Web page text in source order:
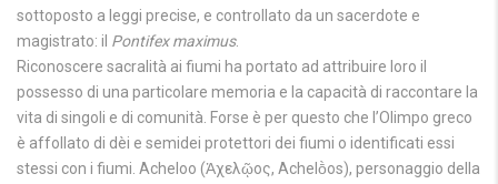
sottoposto a leggi precise, e controllato da un sacerdote e
magistrato: il Pontifex maximus.
Riconoscere sacralità ai fiumi ha portato ad attribuire loro il
possesso di una particolare memoria e la capacità di raccontare la
vita di singoli e di comunità. Forse è per questo che l’Olimpo greco
è affollato di dèi e semidei protettori dei fiumi o identificati essi
stessi con i fiumi. Acheloo (Ἀχελῷος, Achelṑos), personaggio della